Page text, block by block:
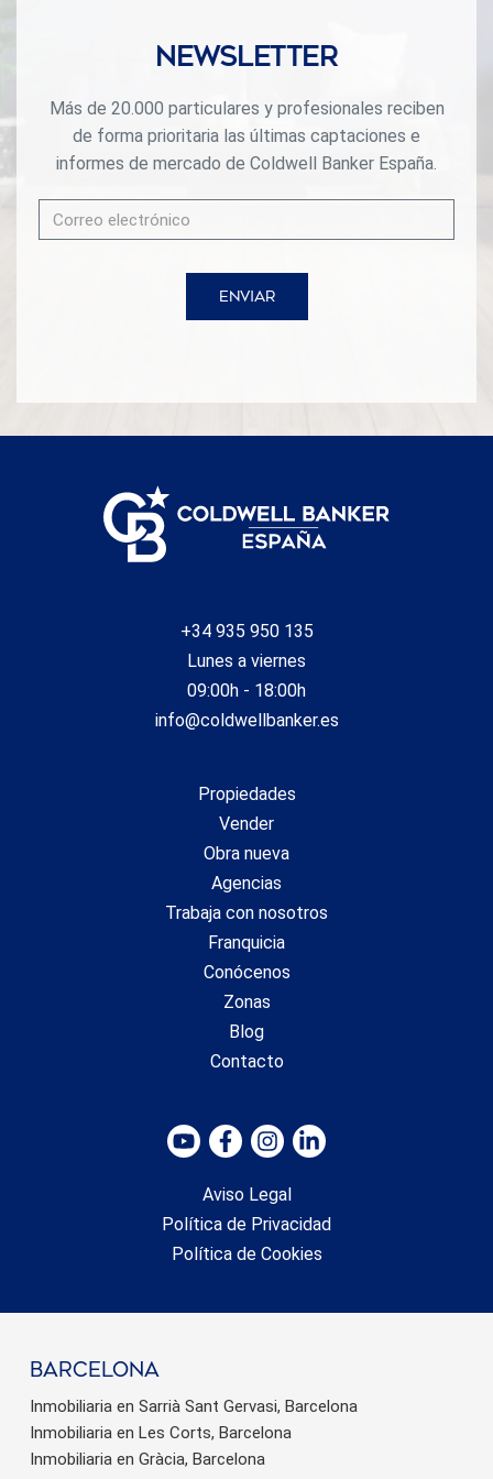
Newsletter
Más de 20.000 particulares y profesionales reciben
de forma prioritaria las últimas captaciones e
informes de mercado de Coldwell Banker España.
ENVIAR
+34 935 950 135
Lunes a viernes
09:00h - 18:00h
info@coldwellbanker.es
Propiedades
Vender
Obra nueva
Agencias
Trabaja con nosotros
Franquicia
Conócenos
Zonas
Blog
Contacto
Aviso Legal
Política de Privacidad
Política de Cookies
barcelona
Inmobiliaria en Sarrià Sant Gervasi, Barcelona
Inmobiliaria en Les Corts, Barcelona
Inmobiliaria en Gràcia, Barcelona